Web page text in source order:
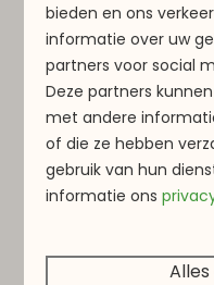
Wine Lights Enjoy
ervaring voor
iedereen die de
wijncultuur en haar
winterlandschap op
ontdekken. 🍷✨
bieden en ons
informatie over uw
partners voor social
Deze partners
met andere
of die ze hebben
gebruik van hun
informatieons